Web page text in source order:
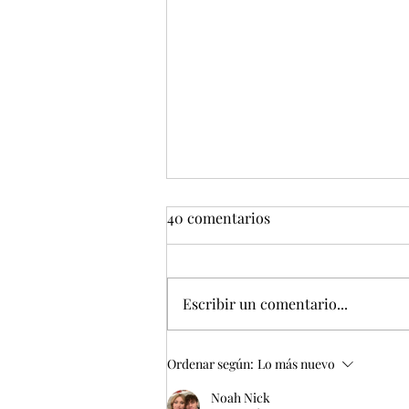
EMPEZAMOS 2026 CON
40 comentarios
Escribir un comentario...
Ordenar según: Lo más nuevo
Noah Nick